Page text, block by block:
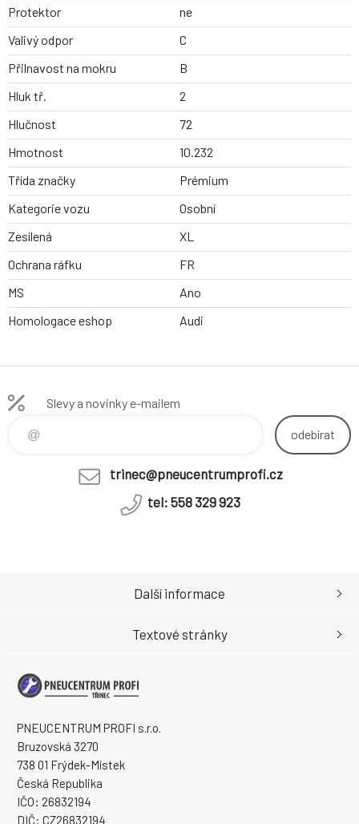
Protektor
ne
Valivý odpor
C
Přilnavost na mokru
B
Hluk tř.
2
Hlučnost
72
Hmotnost
10.232
Třída značky
Prémium
Kategorie vozu
Osobní
Zesílená
XL
Ochrana ráfku
FR
MS
Ano
Homologace eshop
Audi
Slevy a novinky e-mailem
odebírat
trinec@pneucentrumprofi.cz
tel: 558 329 923
PNEUCENTRUM PROFI s.r.o.
Bruzovská 3270
738 01 Frýdek-Místek
Česká Republika
IČO: 26832194
DIČ: CZ26832194
Další informace
Textové stránky